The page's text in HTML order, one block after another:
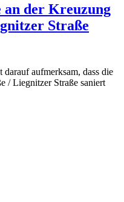
an der Kreuzung
Straße
aufmerksam, dass die
/ Liegnitzer Straße saniert